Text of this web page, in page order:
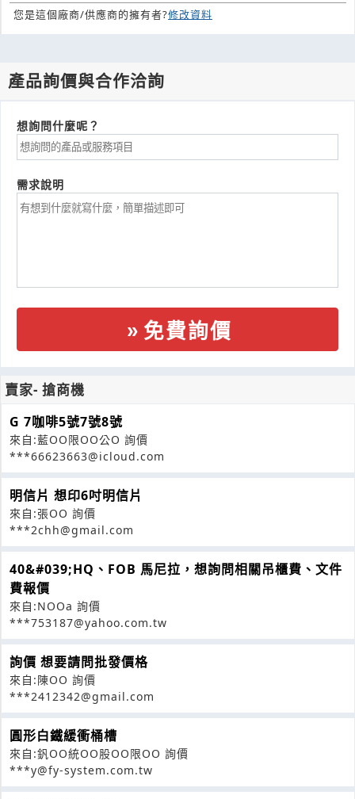
您是這個廠商/供應商的擁有者?修改資料
產品詢價與合作洽詢
想詢問什麼呢？
需求說明
免費詢價
賣家- 搶商機
G 7咖啡5號7號8號
來自:藍OO限OO公O 詢價
***66623663@icloud.com
明信片 想印6吋明信片
來自:張OO 詢價
***2chh@gmail.com
40&#039;HQ、FOB 馬尼拉，想詢問相關吊櫃費、文件
費報價
來自:NOOa 詢價
***753187@yahoo.com.tw
詢價 想要請問批發價格
來自:陳OO 詢價
***2412342@gmail.com
圓形白鐵緩衝桶槽
來自:釩OO統OO股OO限OO 詢價
***y@fy-system.com.tw